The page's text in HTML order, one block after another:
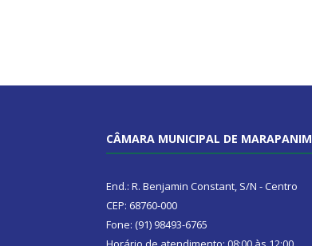
CÂMARA MUNICIPAL DE MARAPANIM
End.: R. Benjamin Constant, S/N - Centro
CEP: 68760-000
Fone: (91) 98493-6765